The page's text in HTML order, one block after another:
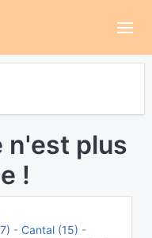
n'est plus
!
- Cantal (15) -